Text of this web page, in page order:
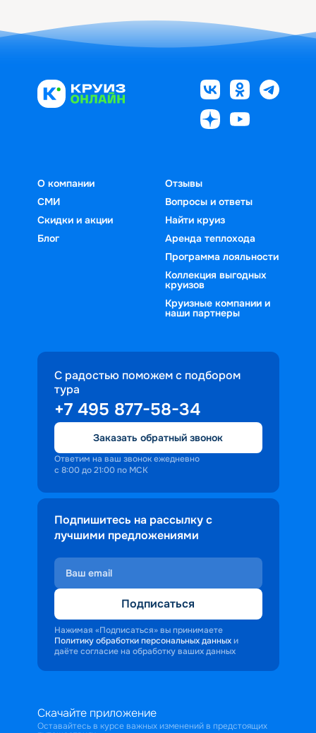
О компании
СМИ
Скидки и акции
Блог
Отзывы
Вопросы и ответы
Найти круиз
Аренда теплохода
Программа лояльности
Коллекция выгодных
круизов
Круизные компании и
наши партнеры
С радостью поможем с подбором
тура
+7 495 877-58-34
Заказать обратный звонок
Ответим на ваш звонок ежедневно
с 8:00 до 21:00 по МСК
Подпишитесь на рассылку с
лучшими предложениями
Подписаться
Нажимая «Подписаться» вы принимаете
Политику обработки персональных данных и
даёте согласие на обработку ваших данных
Скачайте приложение
Оставайтесь в курсе важных изменений в предстоящих